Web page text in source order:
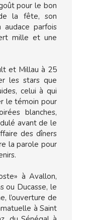
pour le bon
la fête, son
parfois
mille et une
et Millau à 25
les stars que
celui à qui
le témoin pour
blanches,
avant de le
des dîners
la parole pour
à Avallon,
ou Ducasse, le
l’ouverture de
à Saint